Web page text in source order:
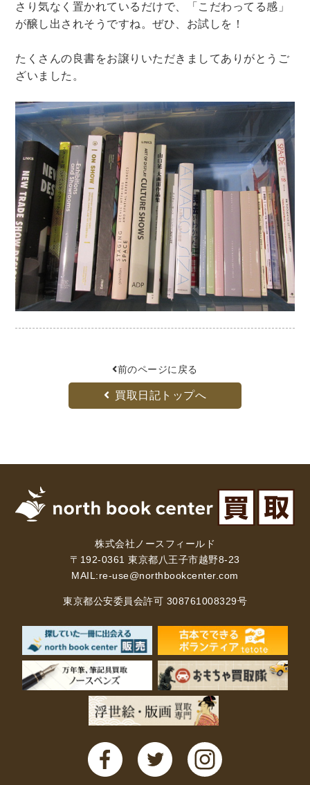
他理工書
化学 地球科学・エコロジー
歯学書・歯科衛生士 看護学書
眼科学
針灸・漢方
リハビリテーション医学
伝統医学・東洋医学
基礎医学
小児科学
整形外科学
暮らし・趣味・実用書他
暮らしと健康
ガーデニング
クッキング・レシピ本・グルメ
住まい・インテリア
占い
手芸・クラフト
美容・着物・ファッション
登山・ハイキング・クライミング
資格検定・辞書辞典
語学検定・通訳
語学辞典・辞典
法律・ビジネス・事務資格関連
食品・衛生・福祉
CD・DVD・Blu-ray
CD・DVD
洋書
英語洋書
さり気なく置かれているだけで、「こだわってる感」
が醸し出されそうですね。ぜひ、お試しを！
たくさんの良書をお譲りいただきましてありがとうご
ざいました。
前のページに戻る
買取日記トップへ
株式会社ノースフィールド
〒192-0361 東京都八王子市越野8-23
MAIL:re-use@northbookcenter.com
東京都公安委員会許可 308761008329号